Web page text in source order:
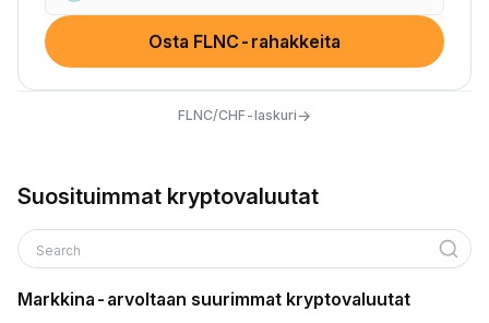
Osta FLNC-rahakkeita
FLNC/CHF-laskuri→
Suosituimmat kryptovaluutat
Search
Markkina-arvoltaan suurimmat kryptovaluutat